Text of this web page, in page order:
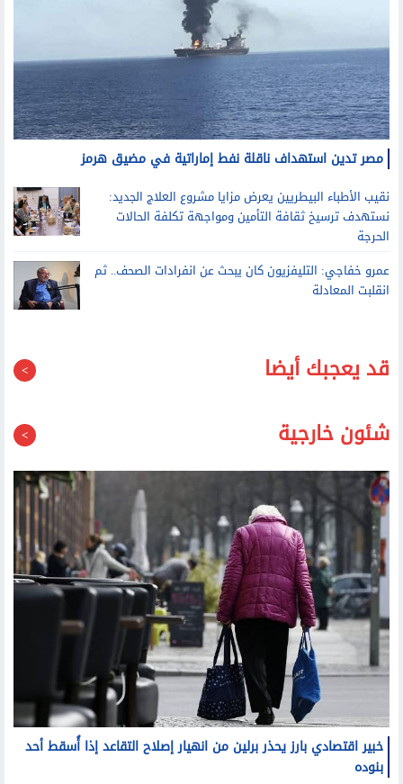
مصر تدين استهداف ناقلة نفط إماراتية في مضيق هرمز
نقيب الأطباء البيطريين يعرض مزايا مشروع العلاج الجديد:
نستهدف ترسيخ ثقافة التأمين ومواجهة تكلفة الحالات
الحرجة
عمرو خفاجي: التليفزيون كان يبحث عن انفرادات الصحف.. ثم
انقلبت المعادلة
قد يعجبك أيضا
شئون خارجية
خبير اقتصادي بارز يحذر برلين من انهيار إصلاح التقاعد إذا أُسقط أحد
بنوده